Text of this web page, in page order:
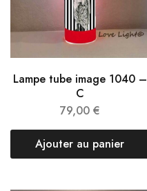
Lampe tube image 1040 –
C
79,00 €
Ajouter au panier